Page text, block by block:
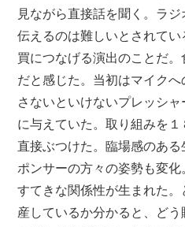
見ながら直接話を聞く。ラ
伝えるのは難しいとされて
買につなげる演出のことだ
だと感じた。当初はマイク
さないといけないプレッシ
に与えていた。取り組みを
直接ぶつけた。臨場感のあ
ポンサーの方々の姿勢も変
すてきな関係性が生まれた
産しているか分かると、ど